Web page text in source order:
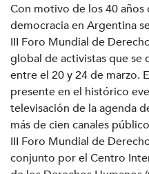
Con motivo de los 40
democracia en Argentina
III Foro Mundial de
global de activistas que se
entre el 20 y 24 de marzo.
presente en el histórico
televisación de la agenda
más de cien canales
III Foro Mundial de
conjunto por el Centro